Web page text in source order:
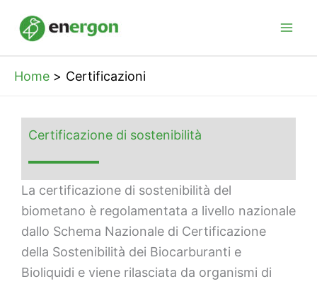
Home
Certificazioni
Certificazione di sostenibilità
La certificazione di sostenibilità del
biometano è regolamentata a livello nazionale
dallo Schema Nazionale di Certificazione
della Sostenibilità dei Biocarburanti e
Bioliquidi e viene rilasciata da organismi di